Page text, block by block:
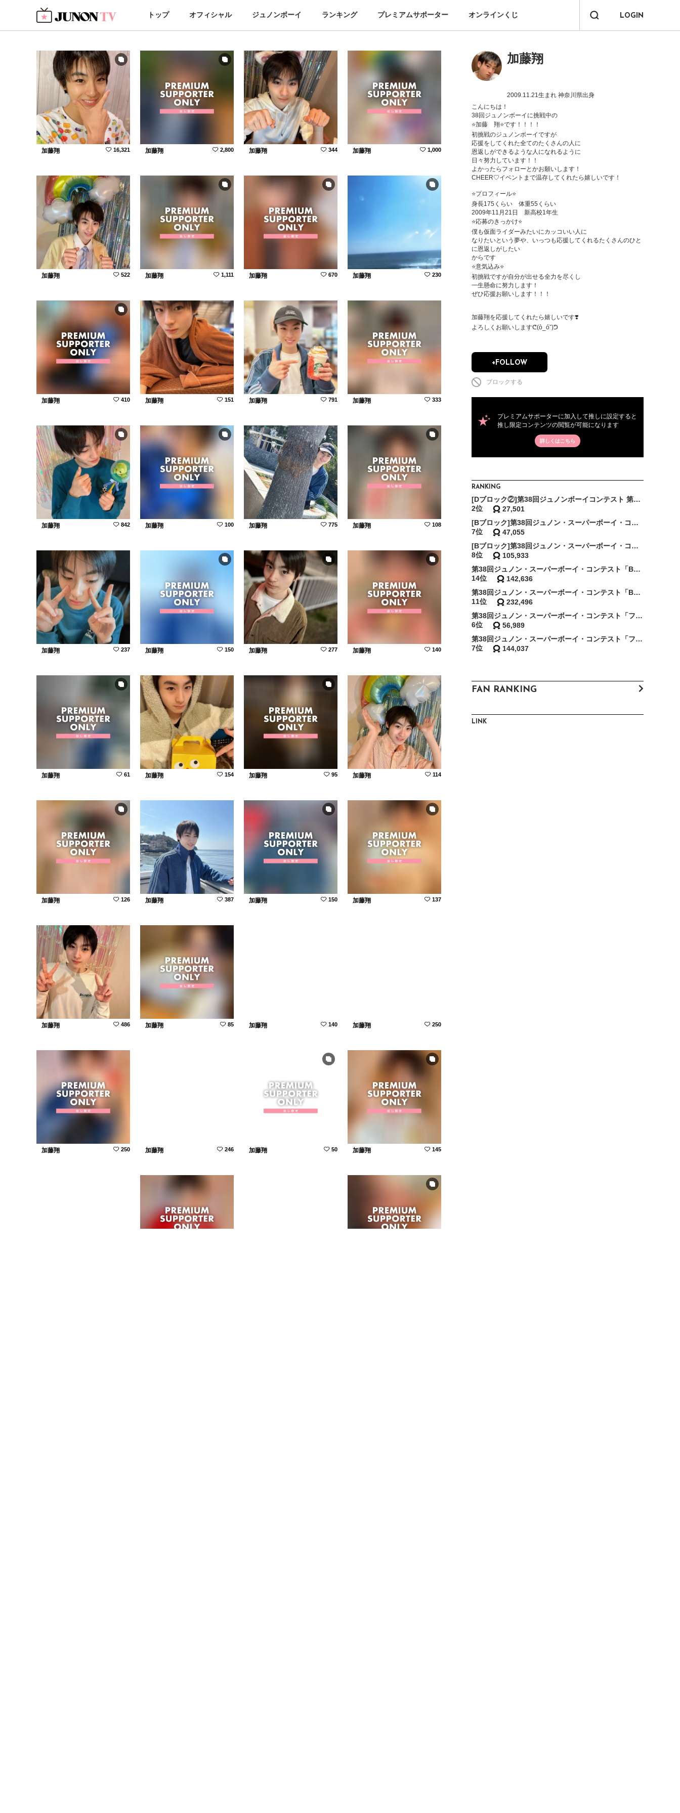
LOGIN
トップ オフィシャル ジュノンボーイ ランキング プレミアムサポーター オンラインくじ
加藤翔
ブロックする
+FOLLOW
プレミアムサポーターに加入して推しに設定すると
推し限定コンテンツの閲覧が可能になります
詳しくはこちら
RANKING
[Dブロック②]第38回ジュノンボーイコンテスト 第2次審査BEST150確約イベント
2位
27,501
[Bブロック]第38回ジュノン・スーパーボーイ・コンテスト「BEST75決定戦」
7位
47,055
[Bブロック]第38回ジュノン・スーパーボーイ・コンテスト「BEST30決定戦」
8位
105,933
第38回ジュノン・スーパーボーイ・コンテスト「BEST20決定戦」
14位
142,636
第38回ジュノン・スーパーボーイ・コンテスト「BEST10決定戦」
11位
232,496
第38回ジュノン・スーパーボーイ・コンテスト「ファイナリスト敗者復活戦〜西の陣〜」
6位
56,989
第38回ジュノン・スーパーボーイ・コンテスト「フォトジェニック賞決定戦」
7位
144,037
2009.11.21生まれ 神奈川県出身
こんにちは！
38回ジュノンボーイに挑戦中の
⭐️加藤　翔⭐️です！！！！
初挑戦のジュノンボーイですが
応援をしてくれた全てのたくさんの人に
恩返しができるような人になれるように
日々努力しています！！
よかったらフォローとかお願いします！
CHEER♡イベントまで温存してくれたら嬉しいです！
⭐️プロフィール⭐️
身長175くらい　体重55くらい
2009年11月21日　新高校1年生
⭐️応募のきっかけ⭐️
僕も仮面ライダーみたいにカッコいい人に
なりたいという夢や、いっつも応援してくれるたくさんのひと
に恩返しがしたい
からです
⭐️意気込み⭐️
初挑戦ですが自分が出せる全力を尽くし
一生懸命に努力します！
ぜひ応援お願いします！！！
加藤翔を応援してくれたら嬉しいです❣️
よろしくお願いしますᕦ(ò_óˇ)ᕤ
FAN RANKING
加藤翔 16,321 加藤翔 2,800 加藤翔 344 加藤翔 1,000
加藤翔 522 加藤翔 1,111 加藤翔 670 加藤翔 230
加藤翔 410 加藤翔 151 加藤翔 791 加藤翔 333
加藤翔 842 加藤翔 100 加藤翔 775 加藤翔 108
加藤翔 237 加藤翔 150 加藤翔 277 加藤翔 140
加藤翔 61 加藤翔 154 加藤翔 95 加藤翔 114
加藤翔 126 加藤翔 387 加藤翔 150 加藤翔 137
加藤翔 486 加藤翔 85 加藤翔 140 加藤翔 250
加藤翔 250 加藤翔 246 加藤翔 50 加藤翔 145
LINK